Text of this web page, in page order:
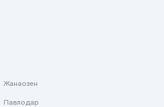
Жанаозен
Павлодар